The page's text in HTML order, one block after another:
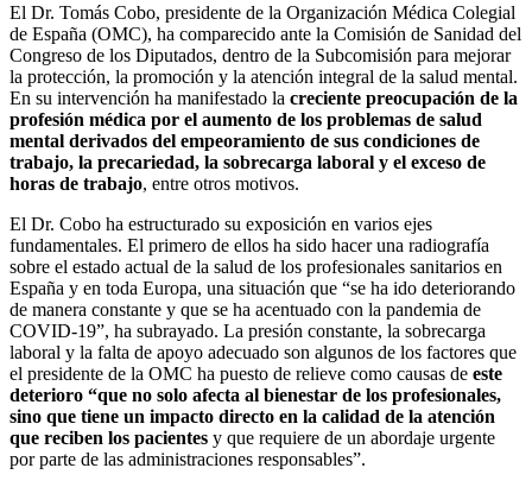
El Dr. Tomás Cobo, presidente de la Organización Médica Colegial
de España (OMC), ha comparecido ante la Comisión de Sanidad del
Congreso de los Diputados, dentro de la Subcomisión para mejorar
la protección, la promoción y la atención integral de la salud mental.
En su intervención ha manifestado la creciente preocupación de la
profesión médica por el aumento de los problemas de salud
mental derivados del empeoramiento de sus condiciones de
trabajo, la precariedad, la sobrecarga laboral y el exceso de
horas de trabajo, entre otros motivos.
El Dr. Cobo ha estructurado su exposición en varios ejes
fundamentales. El primero de ellos ha sido hacer una radiografía
sobre el estado actual de la salud de los profesionales sanitarios en
España y en toda Europa, una situación que “se ha ido deteriorando
de manera constante y que se ha acentuado con la pandemia de
COVID-19”, ha subrayado. La presión constante, la sobrecarga
laboral y la falta de apoyo adecuado son algunos de los factores que
el presidente de la OMC ha puesto de relieve como causas de este
deterioro “que no solo afecta al bienestar de los profesionales,
sino que tiene un impacto directo en la calidad de la atención
que reciben los pacientes y que requiere de un abordaje urgente
por parte de las administraciones responsables”.